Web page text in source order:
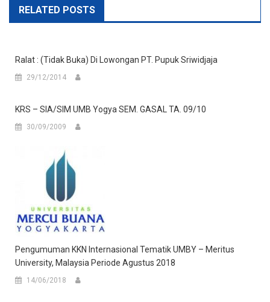
RELATED POSTS
Ralat : (tidak Buka) Di Lowongan PT. Pupuk Sriwidjaja
29/12/2014
KRS – SIA/SIM UMB Yogya SEM. GASAL TA. 09/10
30/09/2009
Pengumuman KKN Internasional Tematik UMBY – Meritus
University, Malaysia Periode Agustus 2018
14/06/2018